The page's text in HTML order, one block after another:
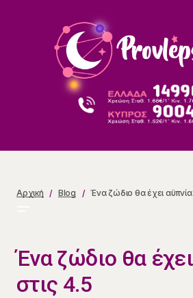
Αρχική Blog Ένα ζώδιο θα έχει
Ένα ζώδιο θα
στις 4.5